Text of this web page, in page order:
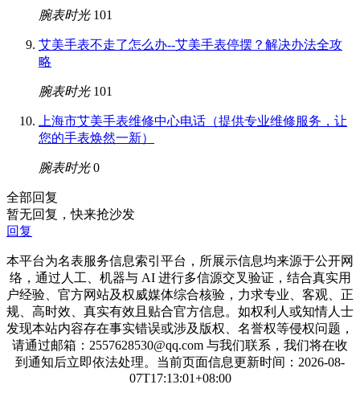
腕表时光 101
艾美手表不走了怎么办--艾美手表停摆？解决办法全攻
略
腕表时光 101
上海市艾美手表维修中心电话（提供专业维修服务，让
您的手表焕然一新）
腕表时光 0
全部回复
暂无回复，快来抢沙发
回复
本平台为名表服务信息索引平台，所展示信息均来源于公开网
络，通过人工、机器与 AI 进行多信源交叉验证，结合真实用
户经验、官方网站及权威媒体综合核验，力求专业、客观、正
规、高时效、真实有效且贴合官方信息。如权利人或知情人士
发现本站内容存在事实错误或涉及版权、名誉权等侵权问题，
请通过邮箱：2557628530@qq.com 与我们联系，我们将在收
到通知后立即依法处理。当前页面信息更新时间：2026-08-
07T17:13:01+08:00